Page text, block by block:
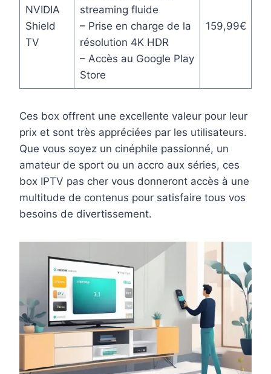
NVIDIA
Shield
TV
streaming fluide
– Prise en charge de la
résolution 4K HDR
– Accès au Google Play
Store
159,99€
Ces box offrent une excellente valeur pour leur
prix et sont très appréciées par les utilisateurs.
Que vous soyez un cinéphile passionné, un
amateur de sport ou un accro aux séries, ces
box IPTV pas cher vous donneront accès à une
multitude de contenus pour satisfaire tous vos
besoins de divertissement.